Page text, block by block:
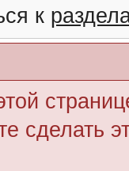
к
сделать